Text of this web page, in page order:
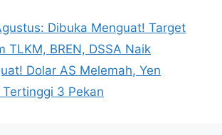
Dibuka Menguat! Target
TLKM, BREN, DSSA Naik
Dolar AS Melemah, Yen
3 Pekan